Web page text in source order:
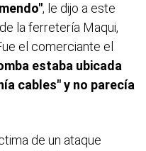
, le dijo a este
la ferretería Maqui,
el comerciante el
estaba ubicada
cables" y no parecía
de un ataque